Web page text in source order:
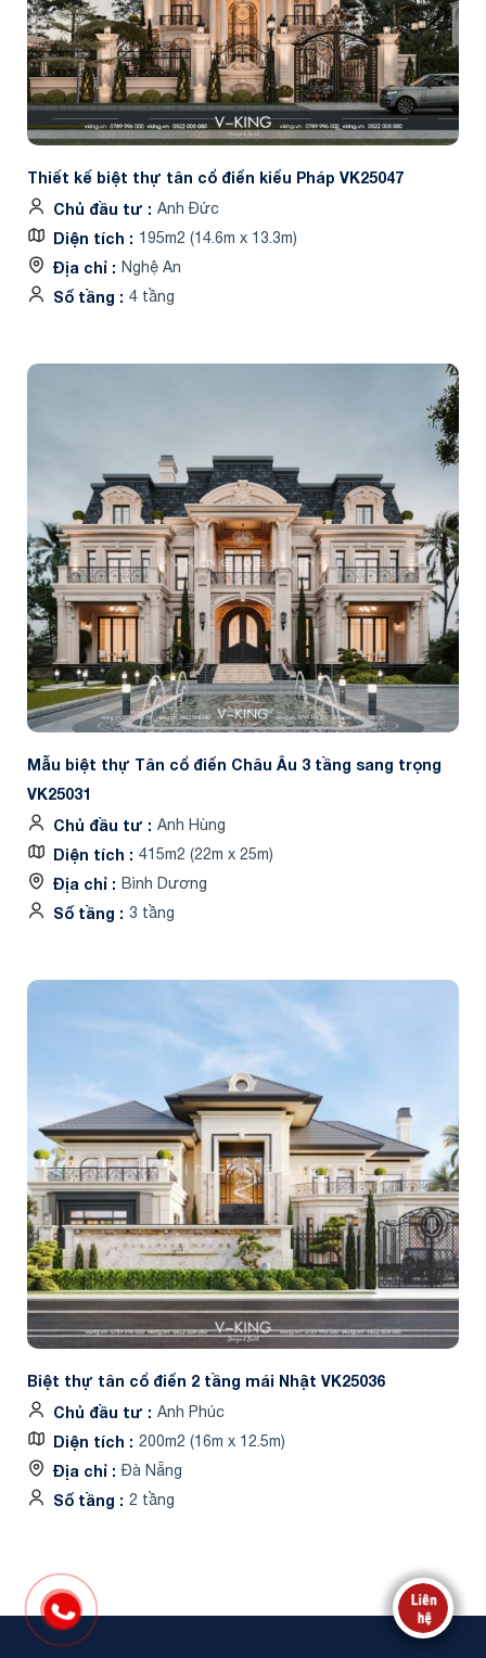
Thiết kế biệt thự tân cổ điển kiểu Pháp VK25047
Chủ đầu tư
Anh Đức
Diện tích 195m2 (14.6m x 13.3m)
Địa chỉ Nghệ An
Số tầng 4 tầng
Mẫu biệt thự Tân cổ điển Châu Âu 3 tầng sang trọng
VK25031
Chủ đầu tư
Anh Hùng
Diện tích 415m2 (22m x 25m)
Địa chỉ Bình Dương
Số tầng 3 tầng
Biệt thự tân cổ điển 2 tầng mái Nhật VK25036
Chủ đầu tư
Anh Phúc
Diện tích 200m2 (16m x 12.5m)
Địa chỉ Đà Nẵng
Số tầng 2 tầng